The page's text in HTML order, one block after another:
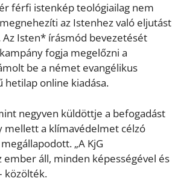
férfi istenkép teológiailag nem
az Istenhez való eljutást
Az Isten* írásmód bevezetését
fogja megelőzni a
be a német evangélikus
hetilap online kiadása.
negyven küldöttje a befogadást
mellett a klímavédelmet célzó
„A KjG
ember áll, minden képességével és
közölték.